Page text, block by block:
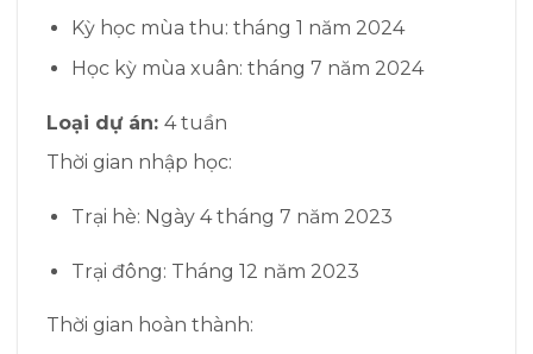
Kỳ học mùa thu: tháng 1 năm 2024
Học kỳ mùa xuân: tháng 7 năm 2024
Loại dự án: 4 tuần
Thời gian nhập học:
Trại hè: Ngày 4 tháng 7 năm 2023
Trại đông: Tháng 12 năm 2023
Thời gian hoàn thành: